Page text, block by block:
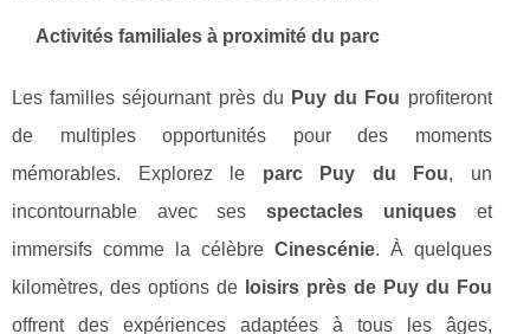
Activités familiales à proximité du parc
Les familles séjournant près du Puy du Fou profiteront
de multiples opportunités pour des moments
mémorables. Explorez le parc Puy du Fou, un
incontournable avec sesspectacles uniqueset
immersifs comme la célèbre Cinescénie. À quelques
kilomètres, des options de loisirs près de Puy du Fou
offrent des expériences adaptées à tous les âges,